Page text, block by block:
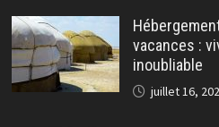
vacances :
inoubliable
juillet 16,